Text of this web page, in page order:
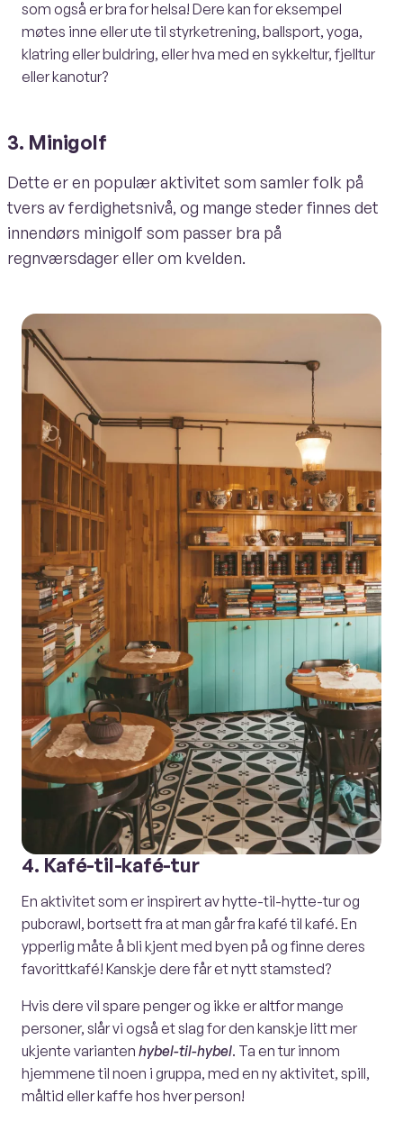
som også er bra for helsa! Dere kan for eksempel
møtes inne eller ute til styrketrening, ballsport, yoga,
klatring eller buldring, eller hva med en sykkeltur, fjelltur
eller kanotur?
3. Minigolf
Dette er en populær aktivitet som samler folk på
tvers av ferdighetsnivå, og mange steder finnes det
innendørs minigolf som passer bra på
regnværsdager eller om kvelden.
4. Kafé-til-kafé-tur
En aktivitet som er inspirert av hytte-til-hytte-tur og
pubcrawl, bortsett fra at man går fra kafé til kafé. En
ypperlig måte å bli kjent med byen på og finne deres
favorittkafé! Kanskje dere får et nytt stamsted?
Hvis dere vil spare penger og ikke er altfor mange
personer, slår vi også et slag for den kanskje litt mer
ukjente varianten hybel-til-hybel. Ta en tur innom
hjemmene til noen i gruppa, med en ny aktivitet, spill,
måltid eller kaffe hos hver person!